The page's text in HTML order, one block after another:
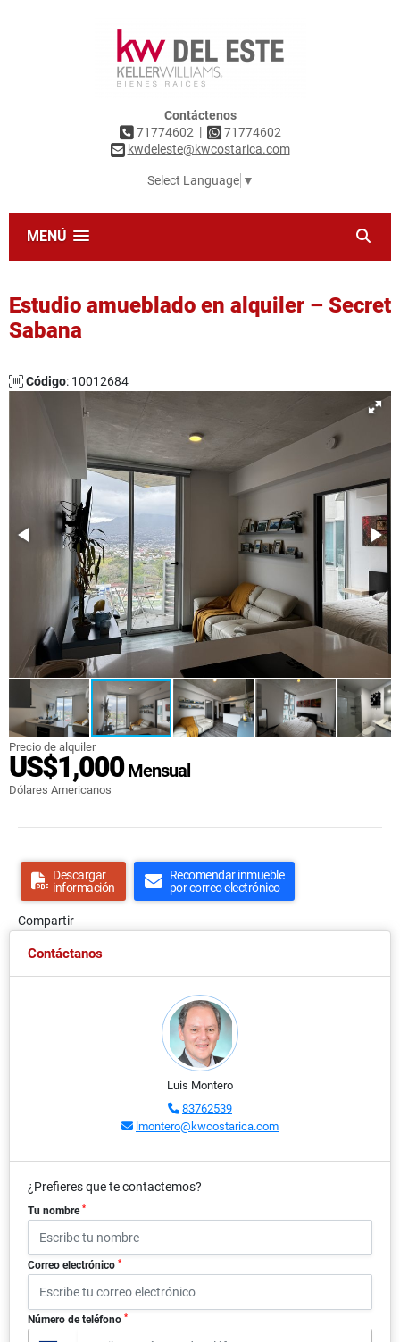
Contáctenos
71774602 |
71774602
kwdeleste@kwcostarica.com
Select Language ▼
MENÚ
Estudio amueblado en alquiler – Secret
Sabana
Código: 10012684
Precio de alquiler
US$1,000Mensual
Dólares Americanos
Descargar
información
Recomendar inmueble
por correo electrónico
Compartir
Contáctanos
Luis Montero
83762539
lmontero@kwcostarica.com
¿Prefieres que te contactemos?
Tu nombre *
Correo electrónico *
Número de teléfono *